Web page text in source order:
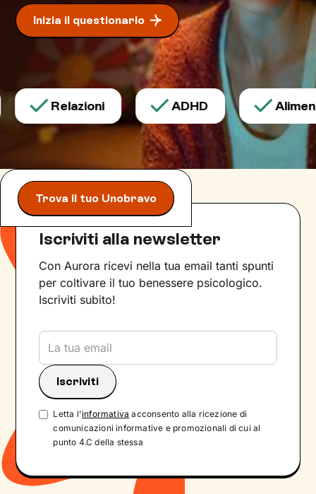
Inizia il questionario
Relazioni ADHD
Trova il tuo Unobravo
Iscriviti alla newsletter
Con Aurora ricevi nella tua email tanti spunti
per coltivare il tuo benessere psicologico.
Iscriviti subito!
Letta l'informativa acconsento alla ricezione di
comunicazioni informative e promozionali di cui al
punto 4.C della stessa